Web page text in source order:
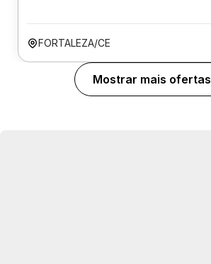
FORTALEZA/CE
Mostrar mais ofertas